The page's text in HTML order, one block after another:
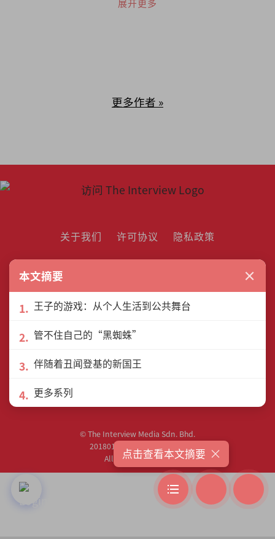
更多作者 »
关于我们 许可协议
隐私政策
© The Interview Media Sdn. Bhd.
201801040185 (1302216­-D)
All rights reserved.
本文摘要 ×
王子的游戏：从个人生活到公共舞台
管不住自己的“黑蜘蛛”
伴随着丑闻登基的新国王
更多系列
点击查看本文摘要 ×